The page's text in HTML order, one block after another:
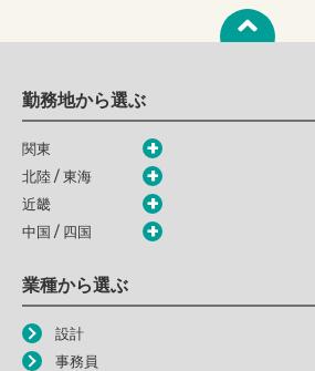
勤務地から選ぶ
関東
北陸 / 東海
近畿
中国 / 四国
業種から選ぶ
設計
事務員